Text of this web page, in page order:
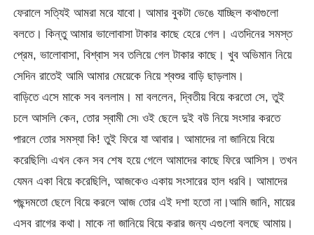
ফেরালে সত্যিই আমরা মরে যাবো। আমার বুকটা ভেঙে যাচ্ছিল কথাগুলো
বলতে। কিন্তু আমার ভালোবাসা টাকার কাছে হেরে গেল। এতদিনের সমস্ত
প্রেম, ভালোবাসা, বিশ্বাস সব তলিয়ে গেল টাকার কাছে। খুব অভিমান নিয়ে
সেদিন রাতেই আমি আমার মেয়েকে নিয়ে শ্বশুর বাড়ি ছাড়লাম।
বাড়িতে এসে মাকে সব বললাম। মা বললেন, দ্বিতীয় বিয়ে করতো সে, তুই
চলে আসলি কেন, তোর স্বামী সে৷ ওই ছেলে দুই বউ নিয়ে সংসার করতে
পারলে তোর সমস্যা কি! তুই ফিরে যা আবার। আমাদের না জানিয়ে বিয়ে
করেছিলি৷ এখন কেন সব শেষ হয়ে গেলে আমাদের কাছে ফিরে আসিস। তখন
যেমন একা বিয়ে করেছিলি, আজকেও একায় সংসারের হাল ধরবি। আমাদের
পছন্দমতো ছেলে বিয়ে করলে আজ তোর এই দশা হতো না।আমি জানি, মায়ের
এসব রাগের কথা। মাকে না জানিয়ে বিয়ে করার জন্য এগুলো বলছে আমায়।